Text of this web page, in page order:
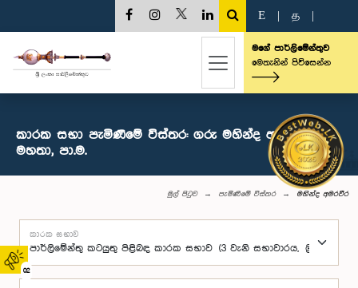
02
E த
මගේ පාර්ලිමේන්තුව
මෙතැනින් පිවිසෙන්න
කාරක සභා පැමිණීමේ විස්තර: ගරු මහින්ද අමරවීර
මහතා, පා.ම.
මුල් පිටුව පැමිණීමේ විස්තර මහින්ද අමරවීර
කාරක සභාව